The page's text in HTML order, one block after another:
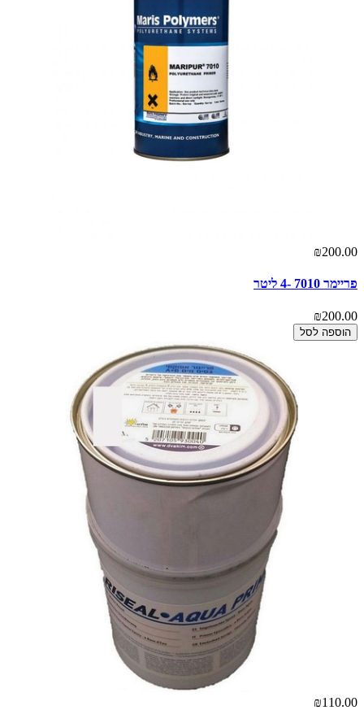
₪200.00
פריימר 7010 -4 ליטר
₪200.00
הוספה לסל
₪110.00